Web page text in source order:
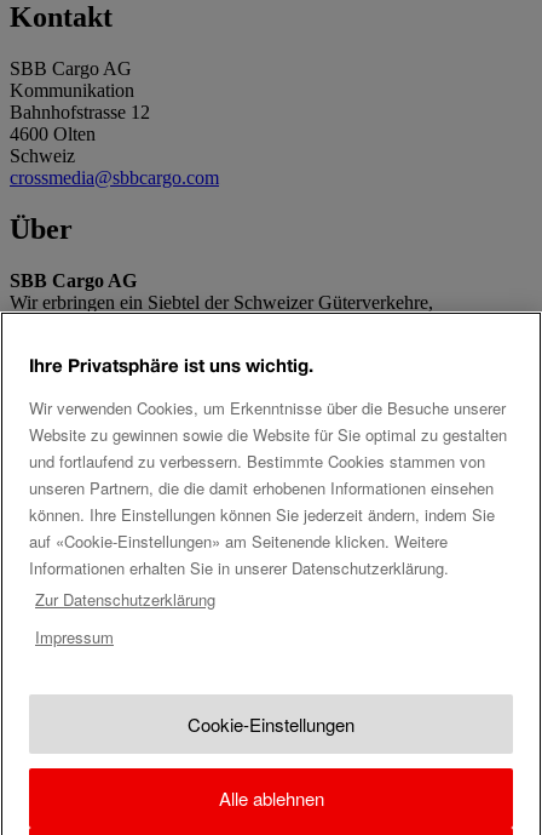
Kontakt
SBB Cargo AG
Kommunikation
Bahnhofstrasse 12
4600 Olten
Schweiz
crossmedia@sbbcargo.com
Über
SBB Cargo AG
Wir erbringen ein Siebtel der Schweizer Güterverkehre,
Umwelt jährlich um 432 000 Tonnen CO2.
Social Media
Twitter
Facebook
Youtube
Instagram
Tags
Rechtliche Hinweise
Kommentarrichtlinien
Ihre Privatsphäre ist uns wichtig.
Wir verwenden Cookies, um Erkenntnisse über die Besuche unserer
Website zu gewinnen sowie die Website für Sie optimal zu gestalten
und fortlaufend zu verbessern. Bestimmte Cookies stammen von
unseren Partnern, die die damit erhobenen Informationen einsehen
können. Ihre Einstellungen können Sie jederzeit ändern, indem Sie
auf «Cookie-Einstellungen» am Seitenende klicken. Weitere
Informationen erhalten Sie in unserer Datenschutzerklärung.
Zur Datenschutzerklärung
Impressum
Cookie-Einstellungen
Alle ablehnen